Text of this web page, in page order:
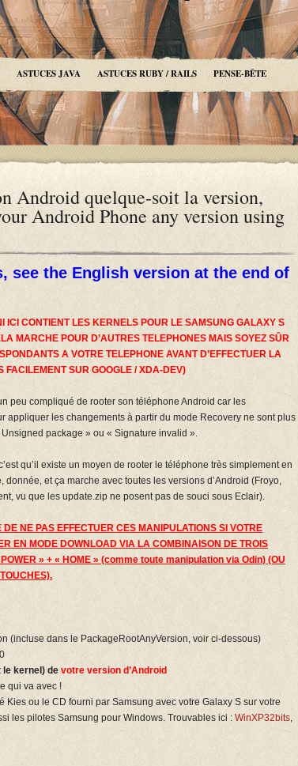
ASTUCES JAVA ASTUCES RUBY / RAILS PENSE-BÊTE
Android quelque-soit la version,
Android Phone any version using
see the English version at the end of
ICI CONTIENT LES KERNELS POUR LE SAMSUNG GALAXY S
MARCHE POUR D’AUTRES TELEPHONES MAIS SOYEZ SÛR
A VOTRE TELEPHONE AVANT D’EFFECTUER LA
FACILEMENT SUR GOOGLE / XDA-DEV)
peu compliqué de rooter son téléphone Android car les
appliquer les changements à partir du mode Recovery ne sont plus
package » ou « Signature invalid ».
qu’il existe un moyen de rooter le téléphone très simplement en
et ça marche avec toutes les versions d’Android (Froyo,
vu que les update.zip ne posent pas de souci sous Eclair).
NE PAS EFFECTUER CES MANIPULATIONS SI VOTRE
EN MODE DOWNLOAD VIA LA COMBINAISON DE TROIS
» + « HOME » (comme toute manipulation via Odin) (OU
(incluse dans le PackageRootAnyVersion, voir ci-dessous)
le kernel) de votre version d’Android
qui va avec !
Kies ou le CD fourni par Samsung avec votre Galaxy S sur votre
les pilotes Samsung pour Windows. Trouvables ici : WinXP32bits,